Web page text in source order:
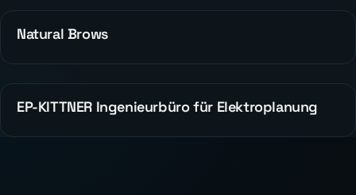
REFERENZEN
Natural Brows
WEBDESIGN
EP-KITTNER Ingenieurbüro für Elektroplanung